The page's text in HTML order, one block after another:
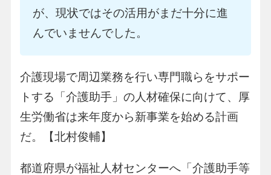
が、現状ではその活用がまだ十分に進
んでいませんでした。
介護現場で周辺業務を行い専門職らをサポー
トする「介護助手」の人材確保に向けて、厚
生労働省は来年度から新事業を始める計画
だ。【北村俊輔】
都道府県が福祉人材センターへ「介護助手等